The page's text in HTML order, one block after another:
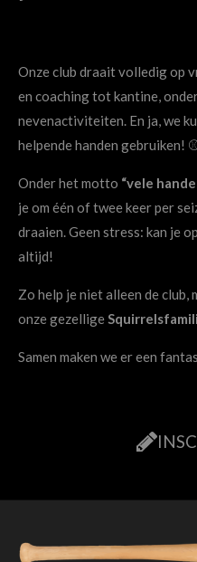
Onze club draait volledig op
en coaching tot kantine,
nevenactiviteiten. En ja, we
helpende handen gebruiken!
Onder het motto “vele
je om één of twee keer per
draaien. Geen stress: kan je
altijd!
Zo help je niet alleen de club,
onze gezellige
Samen maken we er een